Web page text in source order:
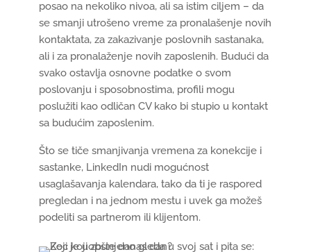
posao na nekoliko nivoa, ali sa istim ciljem – da
se smanji utrošeno vreme za pronalašenje novih
kontaktata, za zakazivanje poslovnih sastanaka,
ali i za pronalaženje novih zaposlenih. Budući da
svako ostavlja osnovne podatke o svom
poslovanju i sposobnostima, profili mogu
poslužiti kao odličan CV kako bi stupio u kontakt
sa budućim zaposlenim.
Što se tiče smanjivanja vremena za konekcije i
sastanke, LinkedIn nudi mogućnost
usaglašavanja kalendara, tako da ti je raspored
pregledan i na jednom mestu i uvek ga možeš
podeliti sa partnerom ili klijentom.